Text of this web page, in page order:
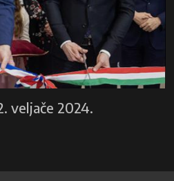
veljače 2024.